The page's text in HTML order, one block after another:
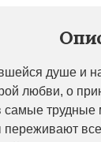
душе и
любви, о
самые
переживают